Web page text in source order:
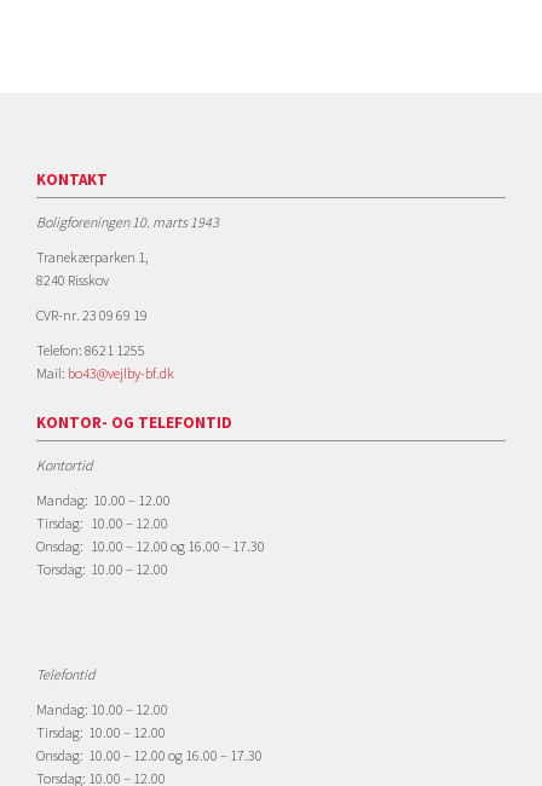
KONTAKT
Boligforeningen 10. marts 1943
Tranekærparken 1,
8240 Risskov
CVR-nr. 23 09 69 19
Telefon: 8621 1255
Mail: bo43@vejlby-bf.dk
KONTOR- OG TELEFONTID
Kontortid
Mandag: 10.00 – 12.00
Tirsdag: 10.00 – 12.00
Onsdag: 10.00 – 12.00 og 16.00 – 17.30
Torsdag: 10.00 – 12.00
Telefontid
Mandag: 10.00 – 12.00
Tirsdag: 10.00 – 12.00
Onsdag: 10.00 – 12.00 og 16.00 – 17.30
Torsdag: 10.00 – 12.00